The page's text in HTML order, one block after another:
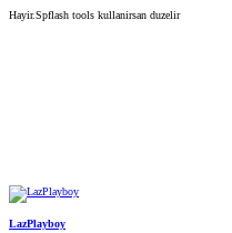
Hayir.Spflash tools kullanirsan duzelir
LazPlayboy